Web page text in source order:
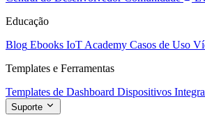
Educação
Blog Ebooks IoT Academy Casos de Uso
Templates e Ferramentas
Templates de Dashboard Dispositivos
Suporte